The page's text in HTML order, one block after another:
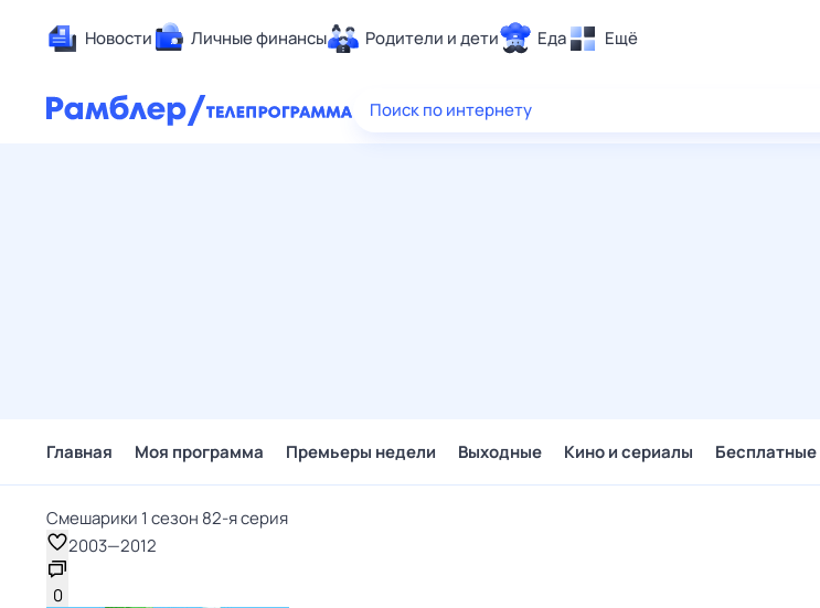
Новости Личные финансы Родители и дети Еда Ещё
Здоровье
Поиск по интернету
Главная Моя программа Премьеры недели Выходные Кино и сериалы
Смешарики 1 сезон 82-я серия
2003—2012
0